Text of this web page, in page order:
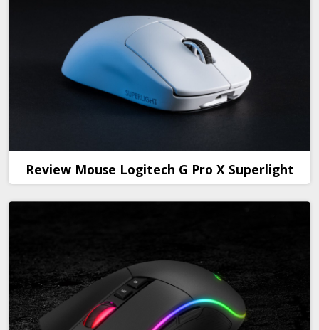
Review Mouse Logitech G Pro X Superlight